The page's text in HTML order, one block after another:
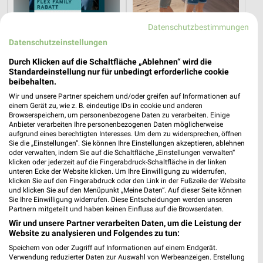
1,9 km
Tchibo Mobil
Noch morgen gültig
1,8 km
Gültig bis Di. 01.09.
Tchibo Tchibo
Datenschutzbestimmungen
Datenschutzeinstellungen
Durch Klicken auf die Schaltfläche „Ablehnen“ wird die
Standardeinstellung nur für unbedingt erforderliche cookie
beibehalten.
Wir und unsere Partner speichern und/oder greifen auf Informationen auf
einem Gerät zu, wie z. B. eindeutige IDs in cookie und anderen
Browserspeichern, um personenbezogene Daten zu verarbeiten. Einige
Anbieter verarbeiten Ihre personenbezogenen Daten möglicherweise
aufgrund eines berechtigten Interesses. Um dem zu widersprechen, öffnen
Sie die „Einstellungen“. Sie können Ihre Einstellungen akzeptieren, ablehnen
oder verwalten, indem Sie auf die Schaltfläche „Einstellungen verwalten“
klicken oder jederzeit auf die Fingerabdruck-Schaltfläche in der linken
unteren Ecke der Website klicken. Um Ihre Einwilligung zu widerrufen,
klicken Sie auf den Fingerabdruck oder den Link in der Fußzeile der Website
und klicken Sie auf den Menüpunkt „Meine Daten“. Auf dieser Seite können
Sie Ihre Einwilligung widerrufen. Diese Entscheidungen werden unseren
Partnern mitgeteilt und haben keinen Einfluss auf die Browserdaten.
Wir und unsere Partner verarbeiten Daten, um die Leistung der
Website zu analysieren und Folgendes zu tun:
Speichern von oder Zugriff auf Informationen auf einem Endgerät.
Verwendung reduzierter Daten zur Auswahl von Werbeanzeigen. Erstellung